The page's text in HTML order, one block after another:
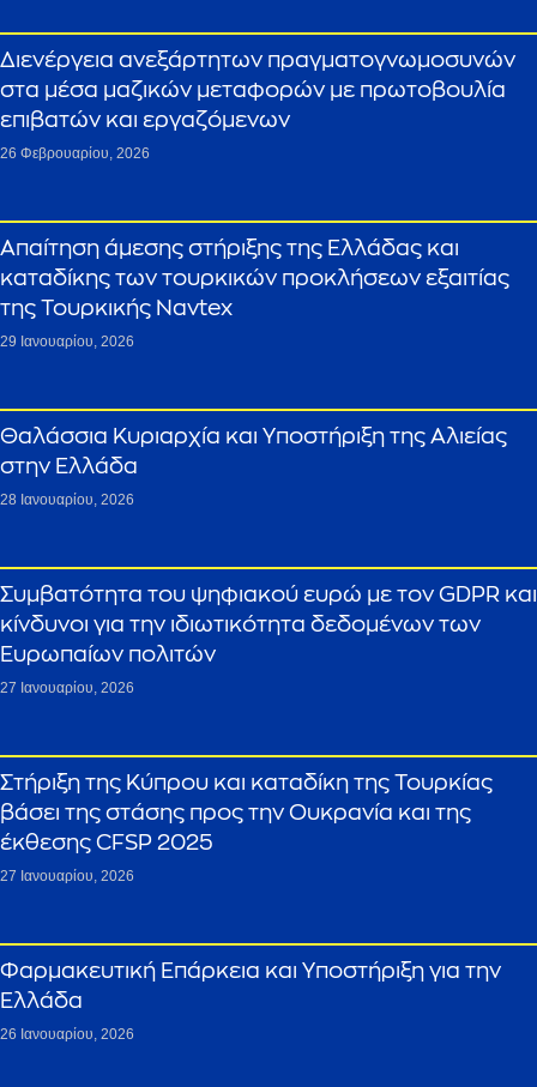
Διενέργεια ανεξάρτητων πραγματογνωμοσυνών
στα μέσα μαζικών μεταφορών με πρωτοβουλία
επιβατών και εργαζόμενων
26 Φεβρουαρίου, 2026
Απαίτηση άμεσης στήριξης της Ελλάδας και
καταδίκης των τουρκικών προκλήσεων εξαιτίας
της Τουρκικής Navtex
29 Ιανουαρίου, 2026
Θαλάσσια Κυριαρχία και Υποστήριξη της Αλιείας
στην Ελλάδα
28 Ιανουαρίου, 2026
Συμβατότητα του ψηφιακού ευρώ με τον GDPR και
κίνδυνοι για την ιδιωτικότητα δεδομένων των
Ευρωπαίων πολιτών
27 Ιανουαρίου, 2026
Στήριξη της Κύπρου και καταδίκη της Τουρκίας
βάσει της στάσης προς την Ουκρανία και της
έκθεσης CFSP 2025
27 Ιανουαρίου, 2026
Φαρμακευτική Επάρκεια και Υποστήριξη για την
Ελλάδα
26 Ιανουαρίου, 2026